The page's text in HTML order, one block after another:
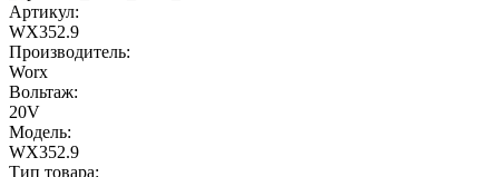
Артикул:
WX352.9
Производитель:
Worx
Вольтаж:
20V
Модель:
WX352.9
Тип товара: